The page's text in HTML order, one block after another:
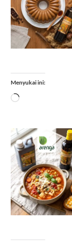
Menyukai ini:
Memuat...